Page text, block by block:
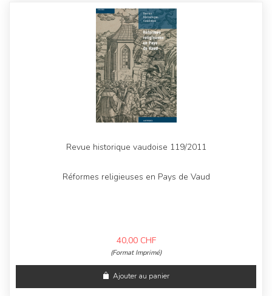
Revue historique vaudoise 119/2011
Réformes religieuses en Pays de Vaud
40,00 CHF
(Format Imprimé)
Ajouter au panier